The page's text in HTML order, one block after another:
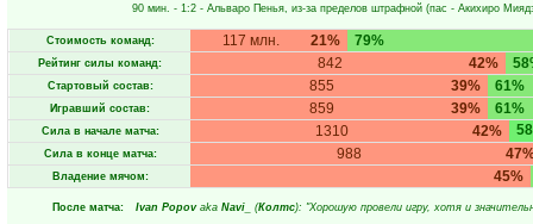
90 мин. - 1:2 - Альваро Пенья, из-за пределов штрафной (пас - Акихиро
Стоимость команд: 21%
117 млн. 79%
Рейтинг силы команд: 42%
842
Стартовый состав: 39%
855 61%
Игравший состав: 39%
859 61%
Сила в начале матча: 42%
1310
Сила в конце матча: 988
Владение мячом: 45%
После матча: Ivan Popov aka Navi_ (Колтс): "Хорошую провели игру, хотя и